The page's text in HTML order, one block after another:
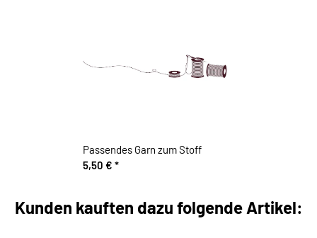
Passendes Garn zum Stoff
5,50 € *
Kunden kauften dazu folgende Artikel: